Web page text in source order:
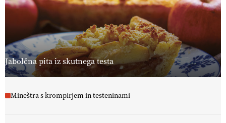
Jabolčna pita iz skutnega testa
Mineštra s krompirjem in testeninami